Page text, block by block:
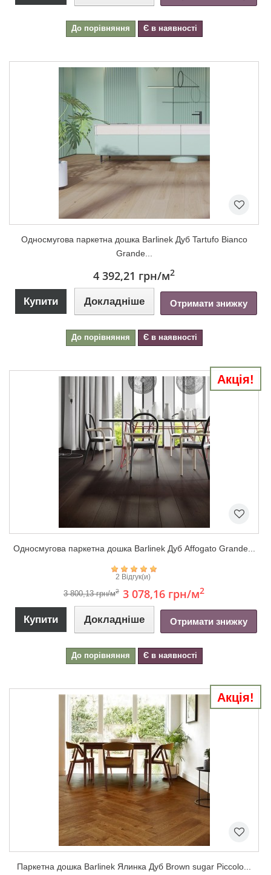
До порівняння Є в наявності
Односмугова паркетна дошка Barlinek Дуб Tartufo Bianco
Grande...
4 392,21 грн/м2
Купити Докладніше Отримати знижку
До порівняння Є в наявності
Акція!
Односмугова паркетна дошка Barlinek Дуб Affogato Grande...
2 Відгук(и)
3 800,13 грн/м2 3 078,16 грн/м2
Купити Докладніше Отримати знижку
До порівняння Є в наявності
Акція!
Паркетна дошка Barlinek Ялинка Дуб Brown sugar Piccolo...